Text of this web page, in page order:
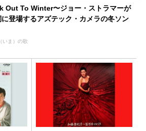
Out To Winter〜ジョー・ストラマーが
に登場するアズテック・カメラの冬ソン
いま）の歌